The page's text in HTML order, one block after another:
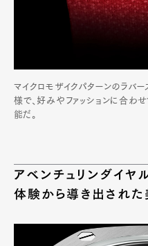
マイクロモザイクパターンのラバー
様で、好みやファッションに合わ
能だ。
アベンチュリンダイヤ
体験から導き出された